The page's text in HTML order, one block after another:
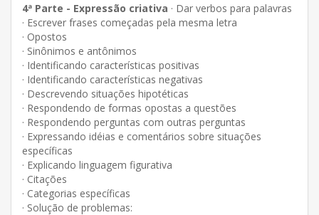
4ª Parte - Expressão criativa · Dar verbos para palavras
· Escrever frases começadas pela mesma letra
· Opostos
· Sinônimos e antônimos
· Identificando características positivas
· Identificando características negativas
· Descrevendo situações hipotéticas
· Respondendo de formas opostas a questões
· Respondendo perguntas com outras perguntas
· Expressando idéias e comentários sobre situações
específicas
· Explicando linguagem figurativa
· Citações
· Categorias específicas
· Solução de problemas: